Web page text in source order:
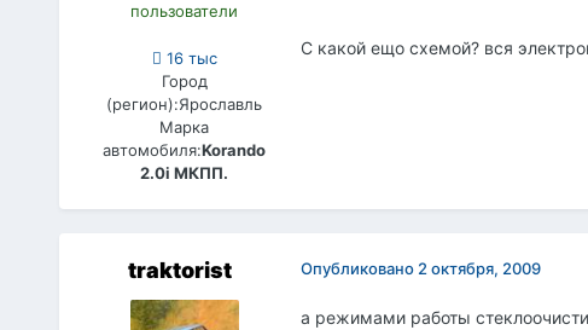
пользователи
16 тыс
Город
(регион):Ярославль
Марка
автомобиля:Korando
2.0i МКПП.
С какой ещо схемой? вся
traktorist Опубликовано 2 октября, 2009
а режимами работы